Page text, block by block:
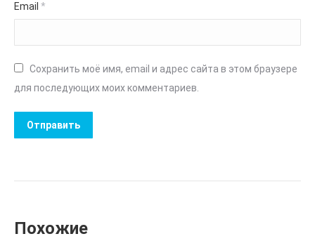
Email *
Сохранить моё имя, email и адрес сайта в этом браузере
для последующих моих комментариев.
Похожие